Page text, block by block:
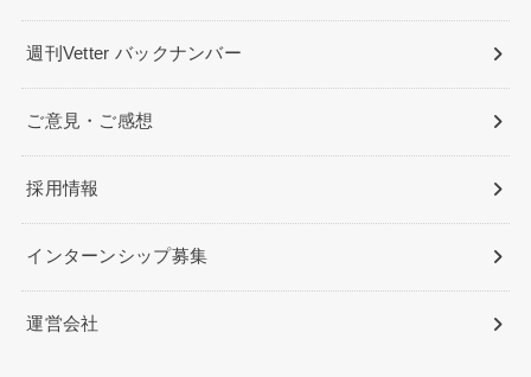
週刊Vetter バックナンバー
ご意見・ご感想
採用情報
インターンシップ募集
運営会社